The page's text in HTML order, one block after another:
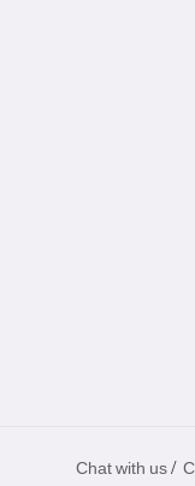
Chat with us /